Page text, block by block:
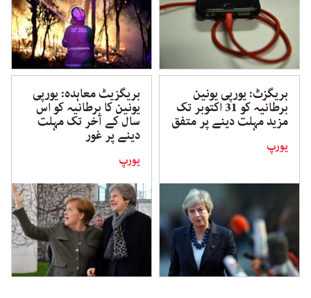
بریگزٹ: یورپی یونین
برطانیہ کو 31 اکتوبر تک
مزید مہلت دینے پر متفق
یورپ
بریگزیٹ معاہدہ: یورپی
یونین کا برطانیہ کو اس
سال کے آخر تک مہلت
دینے پر غور
یورپ